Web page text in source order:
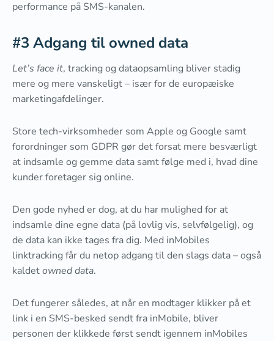
performance på SMS-kanalen.
#3 Adgang til owned data
Let’s face it, tracking og dataopsamling bliver stadig
mere og mere vanskeligt – især for de europæiske
marketingafdelinger.
Store tech-virksomheder som Apple og Google samt
forordninger som GDPR gør det forsat mere besværligt
at indsamle og gemme data samt følge med i, hvad dine
kunder foretager sig online.
Den gode nyhed er dog, at du har mulighed for at
indsamle dine egne data (på lovlig vis, selvfølgelig), og
de data kan ikke tages fra dig. Med inMobiles
linktracking får du netop adgang til den slags data – også
kaldetowned data.
Det fungerer således, at når en modtager klikker på et
link i en SMS-besked sendt fra inMobile, bliver
personen der klikkede først sendt igennem inMobiles